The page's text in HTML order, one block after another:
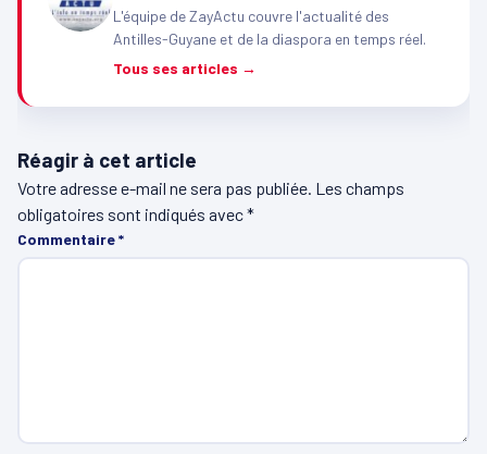
L'équipe de ZayActu couvre l'actualité des
Antilles-Guyane et de la diaspora en temps réel.
Tous ses articles →
Réagir à cet article
Votre adresse e-mail ne sera pas publiée. Les champs
obligatoires sont indiqués avec*
Commentaire*